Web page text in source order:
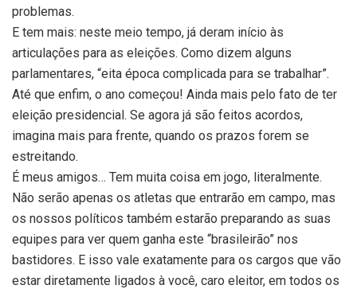
problemas.
E tem mais: neste meio tempo, já deram início às
articulações para as eleições. Como dizem alguns
parlamentares, “eita época complicada para se trabalhar”.
Até que enfim, o ano começou! Ainda mais pelo fato de ter
eleição presidencial. Se agora já são feitos acordos,
imagina mais para frente, quando os prazos forem se
estreitando.
É meus amigos… Tem muita coisa em jogo, literalmente.
Não serão apenas os atletas que entrarão em campo, mas
os nossos políticos também estarão preparando as suas
equipes para ver quem ganha este “brasileirão” nos
bastidores. E isso vale exatamente para os cargos que vão
estar diretamente ligados à você, caro eleitor, em todos os